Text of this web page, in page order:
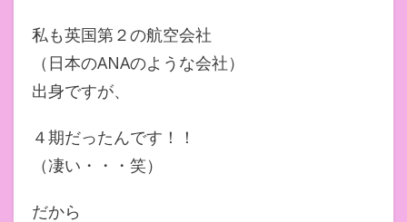
私も英国第２の航空会社
（日本のANAのような会社）
出身ですが、
４期だったんです！！
（凄い・・・笑）
だから